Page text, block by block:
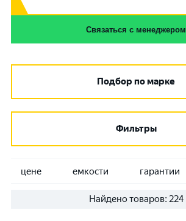
Связаться с менеджером
Подбор по марке
Фильтры
цене емкости гарантии
Найдено товаров: 224